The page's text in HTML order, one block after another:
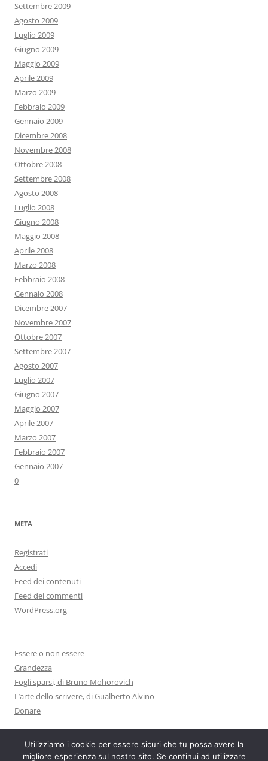
Settembre 2009
Agosto 2009
Luglio 2009
Giugno 2009
Maggio 2009
Aprile 2009
Marzo 2009
Febbraio 2009
Gennaio 2009
Dicembre 2008
Novembre 2008
Ottobre 2008
Settembre 2008
Agosto 2008
Luglio 2008
Giugno 2008
Maggio 2008
Aprile 2008
Marzo 2008
Febbraio 2008
Gennaio 2008
Dicembre 2007
Novembre 2007
Ottobre 2007
Settembre 2007
Agosto 2007
Luglio 2007
Giugno 2007
Maggio 2007
Aprile 2007
Marzo 2007
Febbraio 2007
Gennaio 2007
0
META
Registrati
Accedi
Feed dei contenuti
Feed dei commenti
WordPress.org
Essere o non essere
Grandezza
Fogli sparsi, di Bruno Mohorovich
L’arte dello scrivere, di Gualberto Alvino
Donare
Utilizziamo i cookie per essere sicuri che tu possa avere la
migliore esperienza sul nostro sito. Se continui ad utilizzare